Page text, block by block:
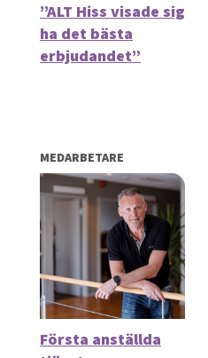
”ALT Hiss visade sig
ha det bästa
erbjudandet”
MEDARBETARE
Första anställda